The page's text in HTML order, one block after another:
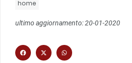
home
ultimo aggiornamento: 20-01-2020